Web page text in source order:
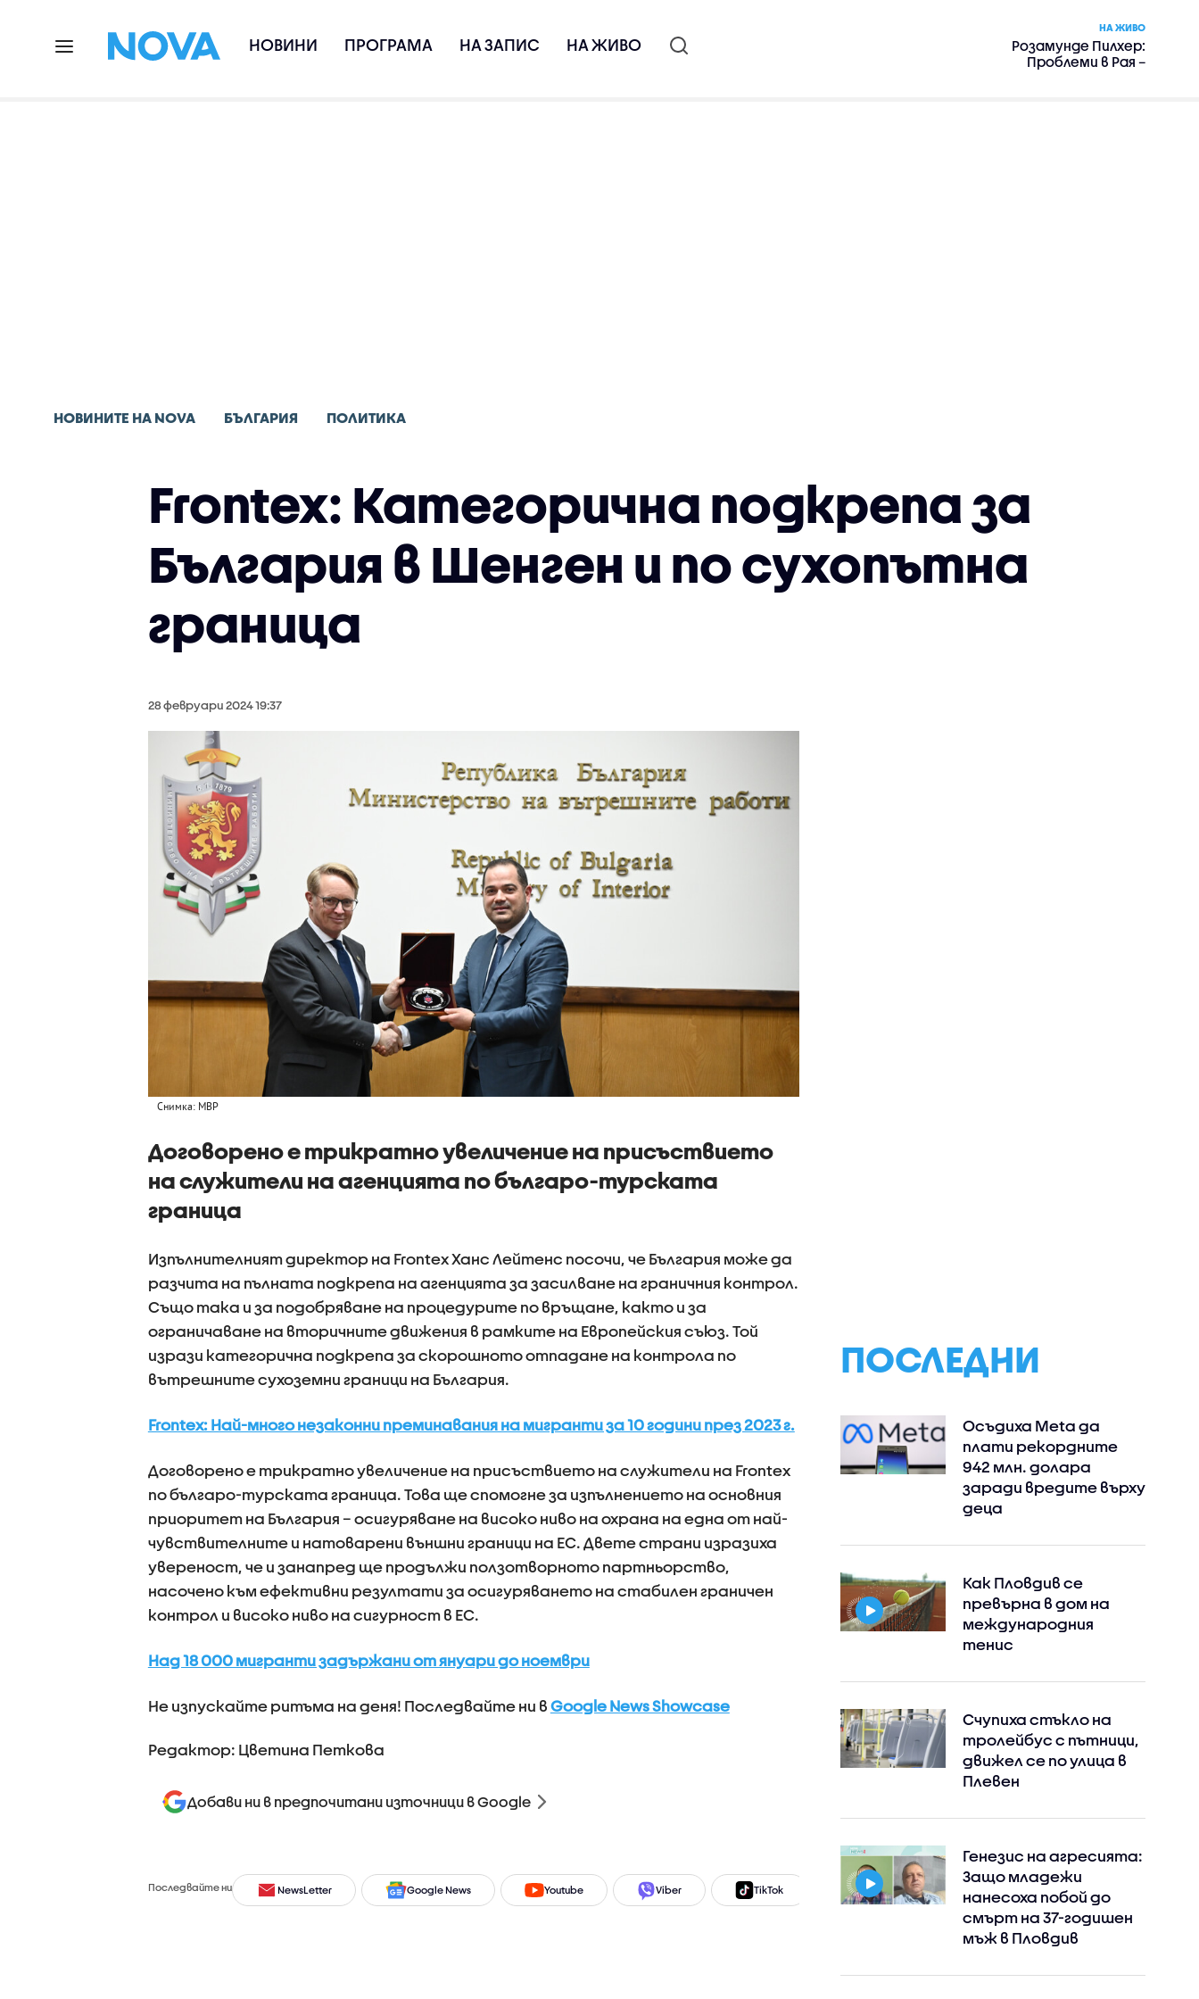
НОВИНИ ПРОГРАМА НА ЗАПИС НА ЖИВО
НА ЖИВО
Розамунде Пилхер:
Проблеми в Рая –
НОВИНИТЕ НА NOVA БЪЛГАРИЯ ПОЛИТИКА
Frontex: Категорична подкрепа за
България в Шенген и по сухопътна
граница
28 февруари 2024 19:37
Снимка: МВР
Договорено е трикратно увеличение на присъствието
на служители на агенцията по българо-турската
граница
Изпълнителният директор на Frontex Ханс Лейтенс посочи, че България може да
разчита на пълната подкрепа на агенцията за засилване на граничния контрол.
Също така и за подобряване на процедурите по връщане, както и за
ограничаване на вторичните движения в рамките на Европейския съюз. Той
изрази категорична подкрепа за скорошното отпадане на контрола по
вътрешните сухоземни граници на България.
Frontex: Най-много незаконни преминавания на мигранти за 10 години през 2023 г.
Договорено е трикратно увеличение на присъствието на служители на Frontex
по българо-турската граница. Това ще спомогне за изпълнението на основния
приоритет на България – осигуряване на високо ниво на охрана на една от най-
чувствителните и натоварени външни граници на ЕС. Двете страни изразиха
увереност, че и занапред ще продължи ползотворното партньорство,
насочено към ефективни резултати за осигуряването на стабилен граничен
контрол и високо ниво на сигурност в ЕС.
Над 18 000 мигранти задържани от януари до ноември
Не изпускайте ритъма на деня! Последвайте ни в Google News Showcase
Редактор: Цветина Петкова
Добави ни в предпочитани източници в Google
Последвайте ни NewsLetter Google News Youtube Viber TikTok Instagram
ПОСЛЕДНИ
Осъдиха Meta да
плати рекордните
942 млн. долара
заради вредите върху
деца
Как Пловдив се
превърна в дом на
международния
тенис
Счупиха стъкло на
тролейбус с пътници,
движел се по улица в
Плевен
Генезис на агресията:
Защо младежи
нанесоха побой до
смърт на 37-годишен
мъж в Пловдив